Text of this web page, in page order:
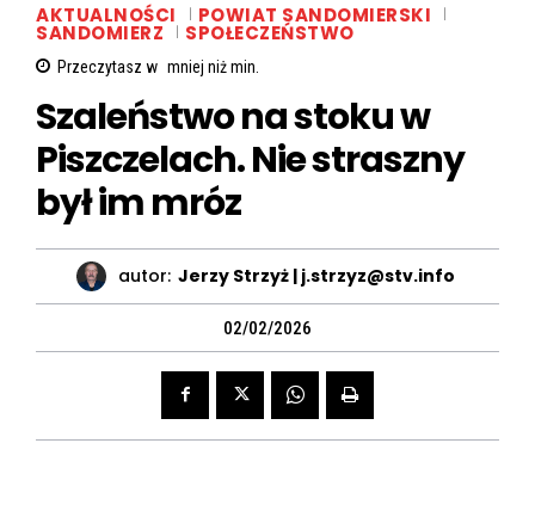
AKTUALNOŚCI POWIAT SANDOMIERSKI
SANDOMIERZ SPOŁECZEŃSTWO
Przeczytasz w mniej niżmin.
Szaleństwo na stoku w
Piszczelach. Nie straszny
był im mróz
autor: Jerzy Strzyż | j.strzyz@stv.info
02/02/2026